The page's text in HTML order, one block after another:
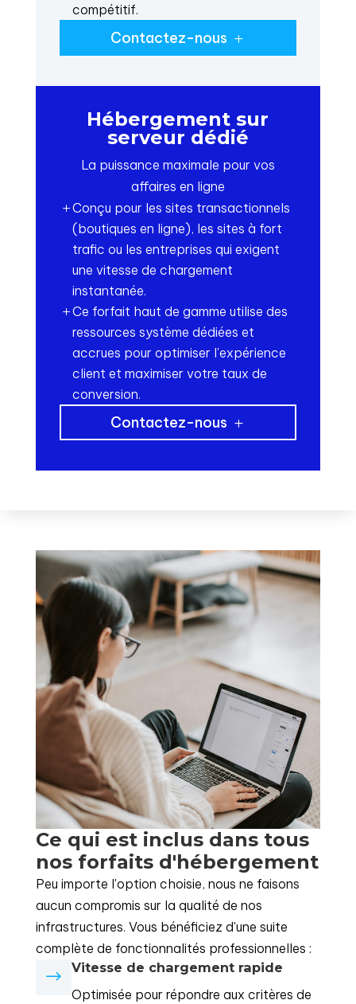
compétitif.
Contactez-nous
Hébergement sur
serveur dédié
La puissance maximale pour vos
affaires en ligne
LConçu pour les sites transactionnels
(boutiques en ligne), les sites à fort
trafic ou les entreprises qui exigent
une vitesse de chargement
instantanée.
LCe forfait haut de gamme utilise des
ressources système dédiées et
accrues pour optimiser l'expérience
client et maximiser votre taux de
conversion.
Contactez-nous
Ce qui est inclus dans tous
nos forfaits d'hébergement
Peu importe l'option choisie, nous ne faisons
aucun compromis sur la qualité de nos
infrastructures. Vous bénéficiez d'une suite
complète de fonctionnalités professionnelles :
$
Vitesse de chargement rapide
Optimisée pour répondre aux critères de